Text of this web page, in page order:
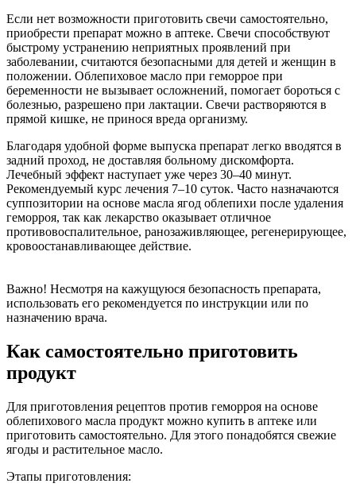
Если нет возможности приготовить свечи самостоятельно,
приобрести препарат можно в аптеке. Свечи способствуют
быстрому устранению неприятных проявлений при
заболевании, считаются безопасными для детей и женщин в
положении. Облепиховое масло при геморрое при
беременности не вызывает осложнений, помогает бороться с
болезнью, разрешено при лактации. Свечи растворяются в
прямой кишке, не принося вреда организму.
Благодаря удобной форме выпуска препарат легко вводятся в
задний проход, не доставляя больному дискомфорта.
Лечебный эффект наступает уже через 30–40 минут.
Рекомендуемый курс лечения 7–10 суток. Часто назначаются
суппозитории на основе масла ягод облепихи после удаления
геморроя, так как лекарство оказывает отличное
противовоспалительное, ранозаживляющее, регенерирующее,
кровоостанавливающее действие.
Важно! Несмотря на кажущуюся безопасность препарата,
использовать его рекомендуется по инструкции или по
назначению врача.
Как самостоятельно приготовить
продукт
Для приготовления рецептов против геморроя на основе
облепихового масла продукт можно купить в аптеке или
приготовить самостоятельно. Для этого понадобятся свежие
ягоды и растительное масло.
Этапы приготовления: